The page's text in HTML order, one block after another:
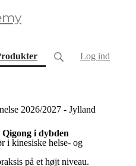
(current) Log ind
2026/2027 - Jylland
i dybden
i kinesiske helse- og
på et højt niveau.